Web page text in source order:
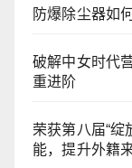
防爆除尘器如
破解中女时代
重进阶
荣获第八届“
能，提升外籍